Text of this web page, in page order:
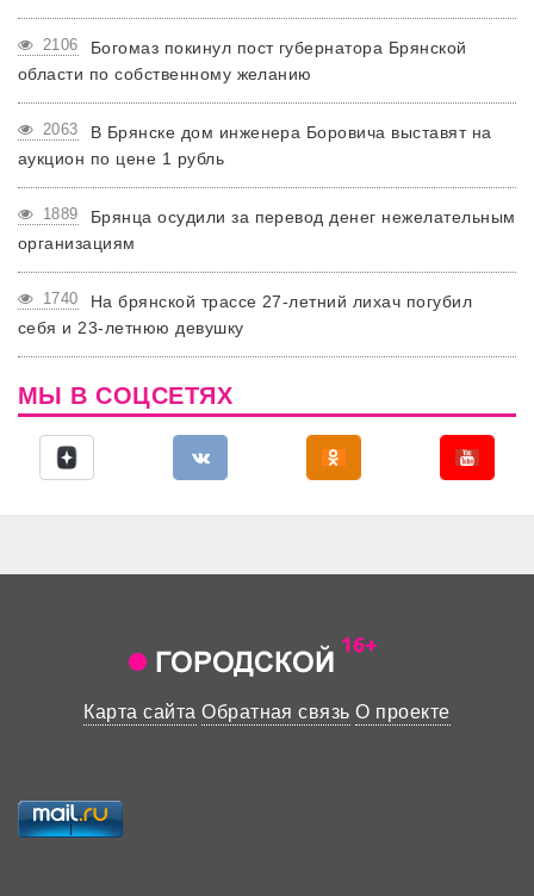
2106
Богомаз покинул пост губернатора Брянской
области по собственному желанию
2063
В Брянске дом инженера Боровича выставят на
аукцион по цене 1 рубль
1889
Брянца осудили за перевод денег нежелательным
организациям
1740
На брянской трассе 27-летний лихач погубил
себя и 23-летнюю девушку
МЫ В СОЦСЕТЯХ
Карта сайта Обратная связь О проекте